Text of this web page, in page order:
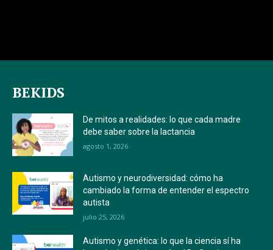
BEKIDS
De mitos a realidades: lo que cada madre
debe saber sobre la lactancia
agosto 1, 2026
Autismo y neurodiversidad: cómo ha
cambiado la forma de entender el espectro
autista
julio 25, 2026
Autismo y genética: lo que la ciencia sí ha